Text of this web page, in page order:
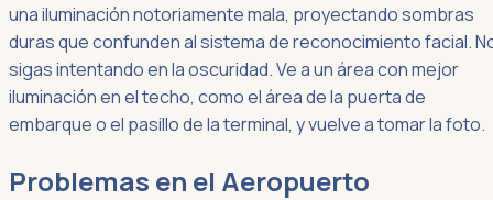
una iluminación notoriamente mala, proyectando sombras
duras que confunden al sistema de reconocimiento facial.
sigas intentando en la oscuridad. Ve a un área con mejor
iluminación en el techo, como el área de la puerta de
embarque o el pasillo de la terminal, y vuelve a tomar la foto.
Problemas en el Aeropuerto